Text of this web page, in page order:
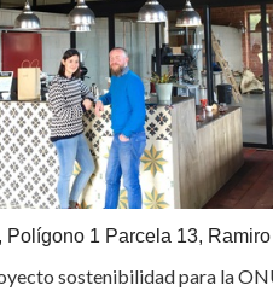
1 Parcela 13,
sostenibilidad para la